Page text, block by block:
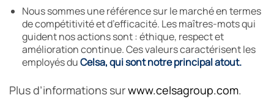
Nous sommes une référence sur le marché en termes
de compétitivité et d’efficacité. Les maîtres-mots qui
guident nos actions sont : éthique, respect et
amélioration continue. Ces valeurs caractérisent les
employés duCelsa, qui sont notre principal atout.
Plus d’informations surwww.celsagroup.com.